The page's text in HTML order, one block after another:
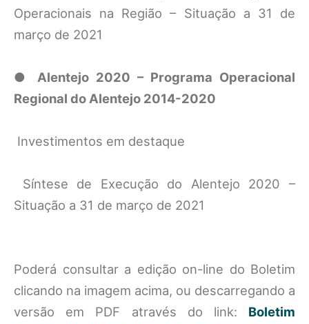
Operacionais na Região – Situação a 31 de
março de 2021
● Alentejo 2020 – Programa Operacional
Regional do Alentejo 2014-2020
Investimentos em destaque
Síntese de Execução do Alentejo 2020 –
Situação a 31 de março de 2021
Poderá consultar a edição on-line do Boletim
clicando na imagem acima, ou descarregando a
versão em PDF através do link: Boletim